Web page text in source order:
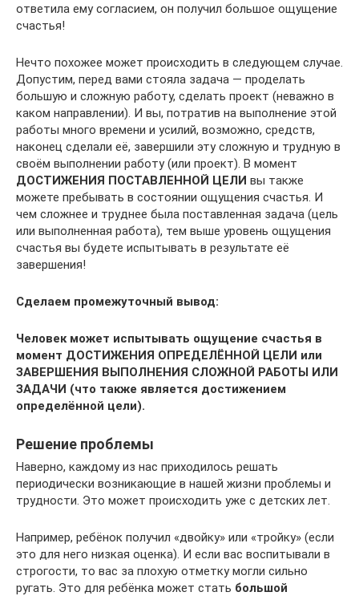
ответила ему согласием, он получил большое ощущение
счастья!
Нечто похожее может происходить в следующем случае.
Допустим, перед вами стояла задача — проделать
большую и сложную работу, сделать проект (неважно в
каком направлении). И вы, потратив на выполнение этой
работы много времени и усилий, возможно, средств,
наконец сделали её, завершили эту сложную и трудную в
своём выполнении работу (или проект). В момент
ДОСТИЖЕНИЯ ПОСТАВЛЕННОЙ ЦЕЛИ вы также
можете пребывать в состоянии ощущения счастья. И
чем сложнее и труднее была поставленная задача (цель
или выполненная работа), тем выше уровень ощущения
счастья вы будете испытывать в результате её
завершения!
Сделаем промежуточный вывод:
Человек может испытывать ощущение счастья в
момент ДОСТИЖЕНИЯ ОПРЕДЕЛЁННОЙ ЦЕЛИ или
ЗАВЕРШЕНИЯ ВЫПОЛНЕНИЯ СЛОЖНОЙ РАБОТЫ ИЛИ
ЗАДАЧИ (что также является достижением
определённой цели).
Решение проблемы
Наверно, каждому из нас приходилось решать
периодически возникающие в нашей жизни проблемы и
трудности. Это может происходить уже с детских лет.
Например, ребёнок получил «двойку» или «тройку» (если
это для него низкая оценка). И если вас воспитывали в
строгости, то вас за плохую отметку могли сильно
ругать. Это для ребёнка может стать большой